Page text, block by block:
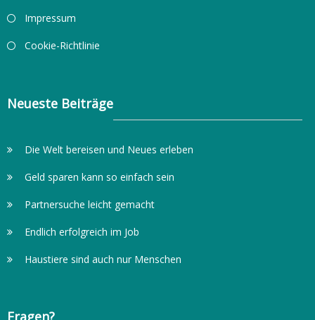
Impressum
Cookie-Richtlinie
Neueste Beiträge
Die Welt bereisen und Neues erleben
Geld sparen kann so einfach sein
Partnersuche leicht gemacht
Endlich erfolgreich im Job
Haustiere sind auch nur Menschen